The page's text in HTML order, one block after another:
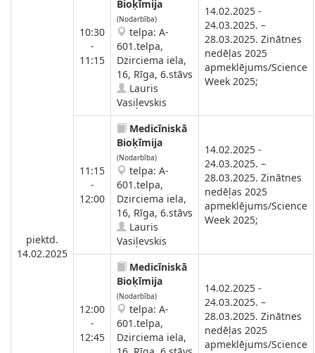
piektd.
14.02.2025
10:30
-
11:15
Bioķīmija
(Nodarbība)
telpa: A-
601.telpa,
Dzirciema iela,
16, Rīga, 6.stāvs
Lauris
Vasiļevskis
14.02.2025 -
24.03.2025. –
28.03.2025. Zinātnes
nedēļas 2025
apmeklējums/Science
Week 2025;
11:15
-
12:00
Medicīniskā
Bioķīmija
(Nodarbība)
telpa: A-
601.telpa,
Dzirciema iela,
16, Rīga, 6.stāvs
Lauris
Vasiļevskis
14.02.2025 -
24.03.2025. –
28.03.2025. Zinātnes
nedēļas 2025
apmeklējums/Science
Week 2025;
12:00
-
12:45
Medicīniskā
Bioķīmija
(Nodarbība)
telpa: A-
601.telpa,
Dzirciema iela,
14.02.2025 -
24.03.2025. –
28.03.2025. Zinātnes
nedēļas 2025
apmeklējums/Science